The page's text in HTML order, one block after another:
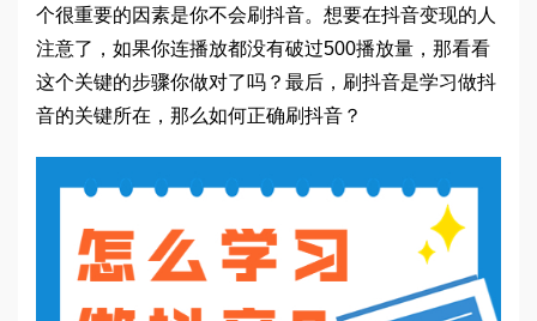
个很重要的因素是你不会刷抖音。想要在抖音变现的人
注意了，如果你连播放都没有破过500播放量，那看看
这个关键的步骤你做对了吗？最后，刷抖音是学习做抖
音的关键所在，那么如何正确刷抖音？